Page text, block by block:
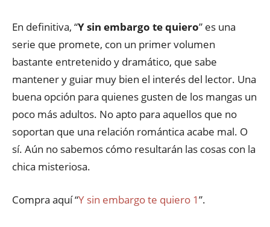
En definitiva, “Y sin embargo te quiero” es una
serie que promete, con un primer volumen
bastante entretenido y dramático, que sabe
mantener y guiar muy bien el interés del lector. Una
buena opción para quienes gusten de los mangas un
poco más adultos. No apto para aquellos que no
soportan que una relación romántica acabe mal. O
sí. Aún no sabemos cómo resultarán las cosas con la
chica misteriosa.
Compra aquí “Y sin embargo te quiero 1”.